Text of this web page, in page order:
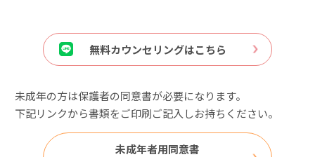
無料カウンセリングはこちら
未成年の方は保護者の同意書が必要になります。
下記リンクから書類をご印刷ご記入しお持ちください。
未成年者用同意書